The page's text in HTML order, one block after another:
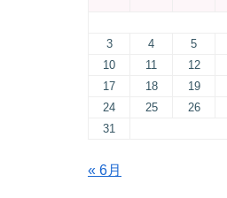
3
4 5
10
11 12
17
18 19
24
25 26
31
« 6月